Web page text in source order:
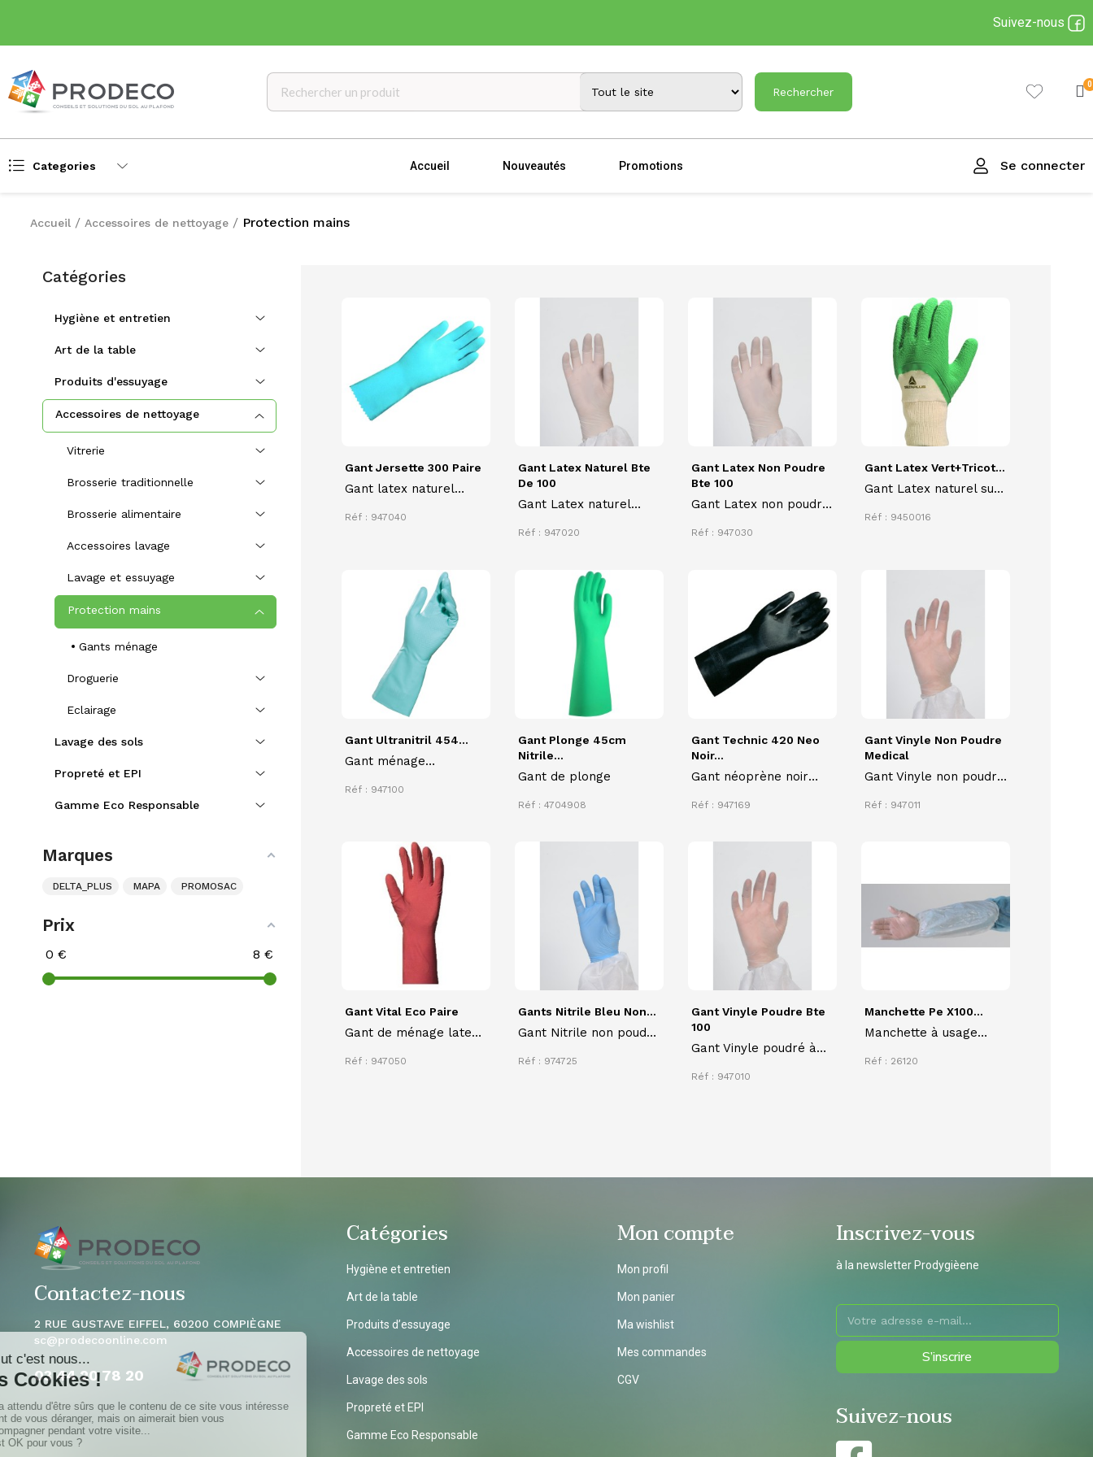
Suivez-nous
Rechercher
Categories Accueil Nouveautés Promotions Se connecter
Accueil Accessoires de nettoyage Protection mains
Catégories
Hygiène et entretien
Art de la table
Produits d'essuyage
Accessoires de nettoyage
Vitrerie
Brosserie traditionnelle
Brosserie alimentaire
Accessoires lavage
Lavage et essuyage
Protection mains
Gants ménage
Droguerie
Eclairage
Lavage des sols
Propreté et EPI
Gamme Eco Responsable
Marques
DELTA_PLUS MAPA PROMOSAC
Prix
0 € 8 €
Gant Jersette 300 Paire
Gant latex naturel
intérieure support
longueur 29-33 cm.
Réf : 947040
Gant Latex Naturel Bte
De 100
Gant Latex naturel
Réf : 947020
Gant Latex Non Poudre
Bte 100
Gant Latex non poudré
Réf : 947030
Gant Latex Vert+tricot...
Gant Latex naturel sur
antidérapant adapté
Réf : 9450016
Gant Ultranitril 454...
Gant ménage
étanche ULTRANITRIL
Réf : 947100
Gant Plonge 45cm
Nitrile...
Gant de plonge
Réf : 4704908
Gant Technic 420 Neo
Noir...
Gant néoprène noir
protection chimique
confortable, relief
Réf : 947169
Gant Vinyle Non Poudre
Medical
Gant Vinyle non poudré
de 100 , qualité
Réf : 947011
Gant Vital Eco Paire
Gant de ménage latex
Réf : 947050
Gants Nitrile Bleu Non...
Gant Nitrile non poudré
100, qualité médicale et
Réf : 974725
Gant Vinyle Poudre Bte
100
Gant Vinyle poudré à
Réf : 947010
Manchette Pe X100...
Manchette à usage
Réf : 26120
Contactez-nous
2 RUE GUSTAVE EIFFEL, 60200 COMPIÈGNE
sc@prodecoonline.com
03 44 20 78 20
Catégories
Hygiène et entretien
Art de la table
Produits d’essuyage
Accessoires de nettoyage
Lavage des sols
Propreté et EPI
Gamme Eco Responsable
Mon compte
Mon profil
Mon panier
Ma wishlist
Mes commandes
CGV
Inscrivez-vous
à la newsletter Prodygièene
S’inscrire
Suivez-nous